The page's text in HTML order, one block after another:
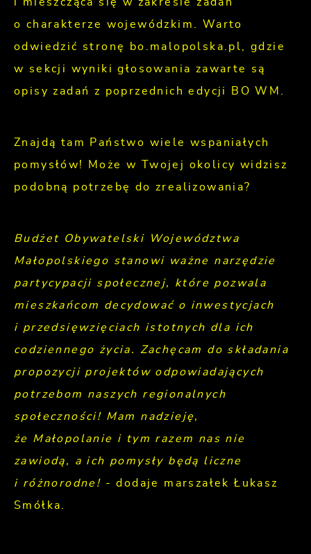
i mieszcząca się w zakresie zadań
o charakterze wojewódzkim. Warto
odwiedzić stronę bo.malopolska.pl, gdzie
w sekcji wyniki głosowania zawarte są
opisy zadań z poprzednich edycji BO WM.
Znajdą tam Państwo wiele wspaniałych
pomysłów! Może w Twojej okolicy widzisz
podobną potrzebę do zrealizowania?
Budżet Obywatelski Województwa
Małopolskiego stanowi ważne narzędzie
partycypacji społecznej, które pozwala
mieszkańcom decydować o inwestycjach
i przedsięwzięciach istotnych dla ich
codziennego życia. Zachęcam do składania
propozycji projektów odpowiadających
potrzebom naszych regionalnych
społeczności! Mam nadzieję,
że Małopolanie i tym razem nas nie
zawiodą, a ich pomysły będą liczne
i różnorodne! - dodaje marszałek Łukasz
Smółka.